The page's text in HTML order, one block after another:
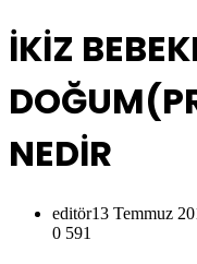
İKİZ
NEDİR
editör13 Temmuz
0 591